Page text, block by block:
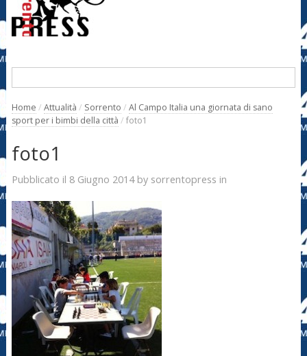
Home / Attualità / Sorrento / Al Campo Italia una giornata di sano
sport per i bimbi della città / foto1
foto1
Pubblicato il 8 Giugno 2014by sorrentopress in